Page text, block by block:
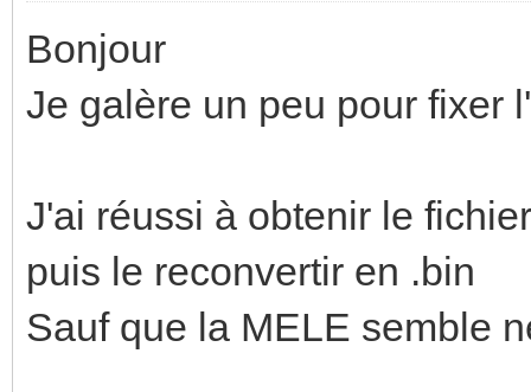
Bonjour
Je galère un peu pour fixer
J'ai réussi à obtenir le
puis le reconvertir en .bin
Sauf que la MELE semble